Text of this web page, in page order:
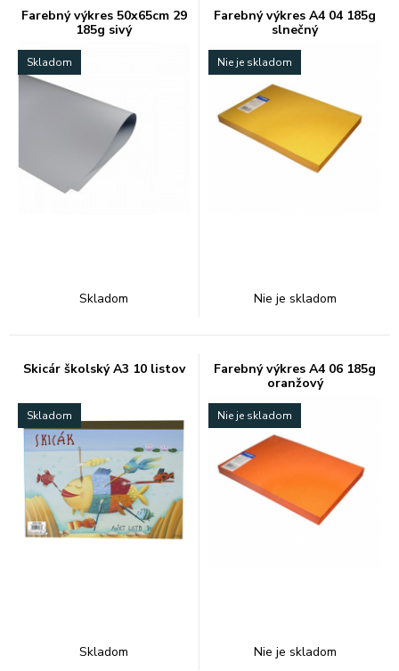
Farebný výkres 50x65cm 29
185g sivý
Skladom
Skladom
Farebný výkres A4 04 185g
slnečný
Nie je skladom
Nie je skladom
Skicár školský A3 10 listov
Skladom
Skladom
Farebný výkres A4 06 185g
oranžový
Nie je skladom
Nie je skladom